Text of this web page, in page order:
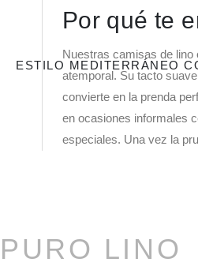
ESTILO MEDITERRÁNEO
Por qué te
Nuestras camisas de
atemporal. Su tacto
convierte en la prenda
en ocasiones informales
especiales. Una vez la
PURO LINO